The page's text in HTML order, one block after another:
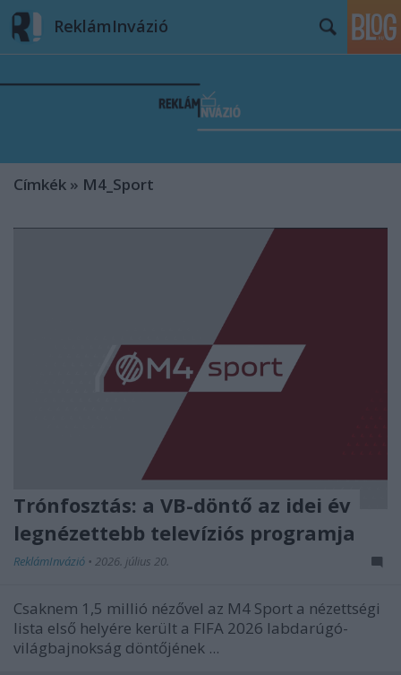
ReklámInvázió
Címkék » M4_Sport
Trónfosztás: a VB-döntő az idei év
legnézettebb televíziós programja
ReklámInvázió • 2026. július 20.
Csaknem 1,5 millió nézővel az M4 Sport a nézettségi
lista első helyére került a FIFA 2026 labdarúgó-
világbajnokság döntőjének ...